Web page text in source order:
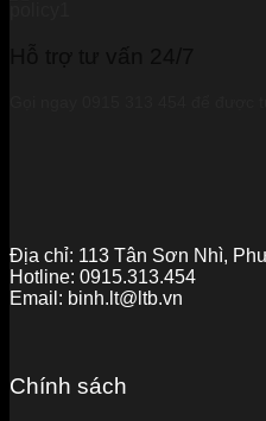
Địa chỉ: 113 Tân Sơn Nhì,
Hotline: 0915.313.454
Email: binh.lt@ltb.vn
Chính sách